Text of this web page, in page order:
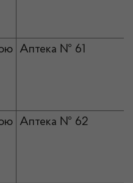
Аптека № 61
Аптека № 62